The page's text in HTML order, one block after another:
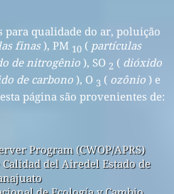
para qualidade do ar, poluição
finas), PM 10( partículas
de nitrogênio ), SO 2 ( dióxido
de carbono), O 3 ( ozônio) e
página são provenientes de:
Program (CWOP/APRS)
del Airedel Estado de